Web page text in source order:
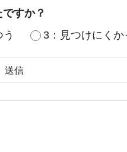
すか？
3：見つけにくか